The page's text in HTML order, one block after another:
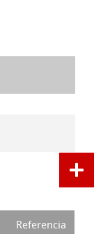
Referencia